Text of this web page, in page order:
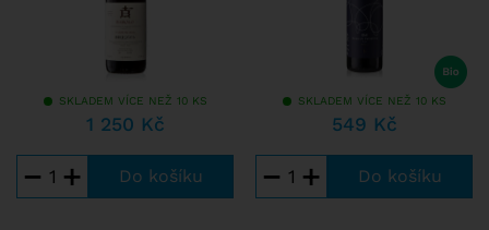
SKLADEM VÍCE NEŽ 10 KS
1 250 Kč
− +
SKLADEM VÍCE NEŽ 10 KS
549 Kč
− +